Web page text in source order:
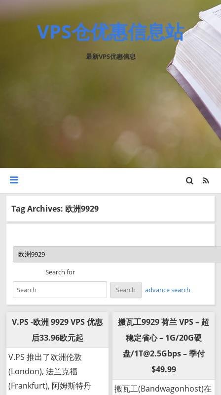
VPS仓优惠信息站
最新VPS优惠信息
Tag Archives: 欧洲9929
Search for
advance search
V.PS -欧洲 9929 VPS 优惠
后33.96欧元起
V.PS 推出了欧洲伦敦
(London), 法兰克福
(Frankfurt), 阿姆斯特丹
搬瓦工9929 荷兰 VPS – 超
稳定省心 – 1G/20G硬
盘/1T@2.5Gbps – 季付
$49.99
搬瓦工(Bandwagonhost)在